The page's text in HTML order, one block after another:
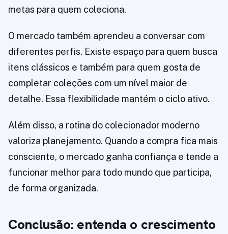
metas para quem coleciona.
O mercado também aprendeu a conversar com
diferentes perfis. Existe espaço para quem busca
itens clássicos e também para quem gosta de
completar coleções com um nível maior de
detalhe. Essa flexibilidade mantém o ciclo ativo.
Além disso, a rotina do colecionador moderno
valoriza planejamento. Quando a compra fica mais
consciente, o mercado ganha confiança e tende a
funcionar melhor para todo mundo que participa,
de forma organizada.
Conclusão: entenda o crescimento